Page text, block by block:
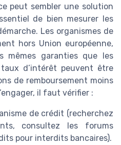
peut sembler une solution
de bien mesurer les
Les organismes de
hors Union européenne,
mêmes garanties que les
d’intérêt peuvent être
de remboursement moins
il faut vérifier :
de crédit (recherchez
consultez les forums
pour interdits bancaires).